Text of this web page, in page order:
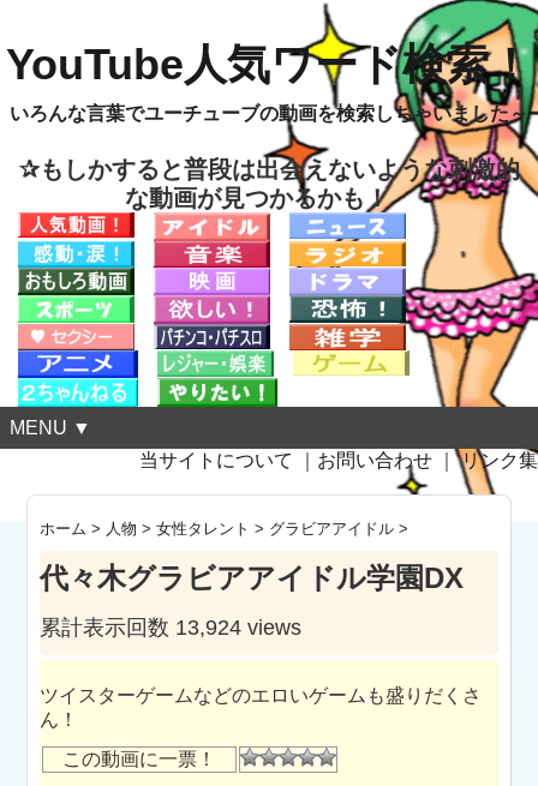
YouTube人気ワード検索！
いろんな言葉でユーチューブの動画を検索しちゃいました～
✰もしかすると普段は出会えないような刺激的
な動画が見つかるかも！
MENU ▼
当サイトについて
お問い合わせ ｜リンク集
ホーム > 人物 >女性タレント > グラビアアイドル >
代々木グラビアアイドル学園DX
累計表示回数 13,924 views
ツイスターゲームなどのエロいゲームも盛りだくさ
ん！
この動画に一票！